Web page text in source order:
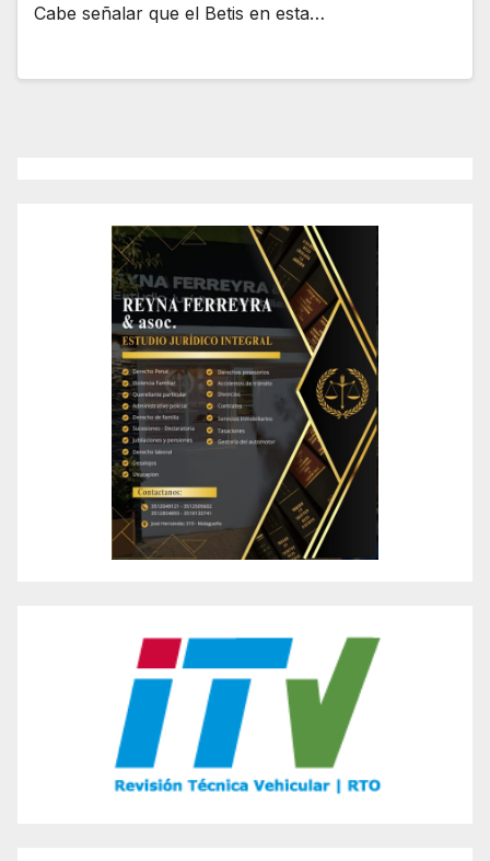
Cabe señalar que el Betis en esta…